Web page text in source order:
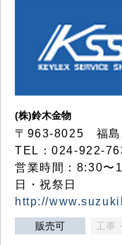
(株)鈴木金物
〒963-8025 福島
TEL：024-922-
営業時間：8:30〜
日・祝祭日
http://
販売可 工事